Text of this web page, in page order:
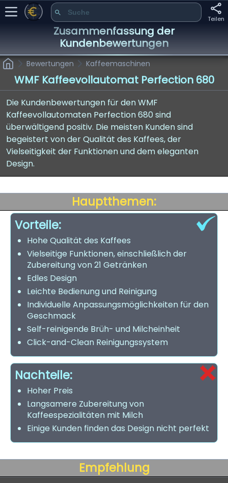
Teilen
Zusammenfassung der
Kundenbewertungen
Bewertungen Kaffeemaschinen
WMF Kaffeevollautomat Perfection 680
Die Kundenbewertungen für den WMF
Kaffeevollautomaten Perfection 680 sind
überwältigend positiv. Die meisten Kunden sind
begeistert von der Qualität des Kaffees, der
Vielseitigkeit der Funktionen und dem eleganten
Design.
Hauptthemen:
Vorteile:
Hohe Qualität des Kaffees
Vielseitige Funktionen, einschließlich der
Zubereitung von 21 Getränken
Edles Design
Leichte Bedienung und Reinigung
Individuelle Anpassungsmöglichkeiten für den
Geschmack
Self-reinigende Brüh- und Milcheinheit
Click-and-Clean Reinigungssystem
Nachteile:
Hoher Preis
Langsamere Zubereitung von
Kaffeespezialitäten mit Milch
Einige Kunden finden das Design nicht perfekt
Empfehlung